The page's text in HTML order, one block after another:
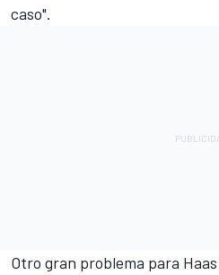
caso".
Otro gran problema para